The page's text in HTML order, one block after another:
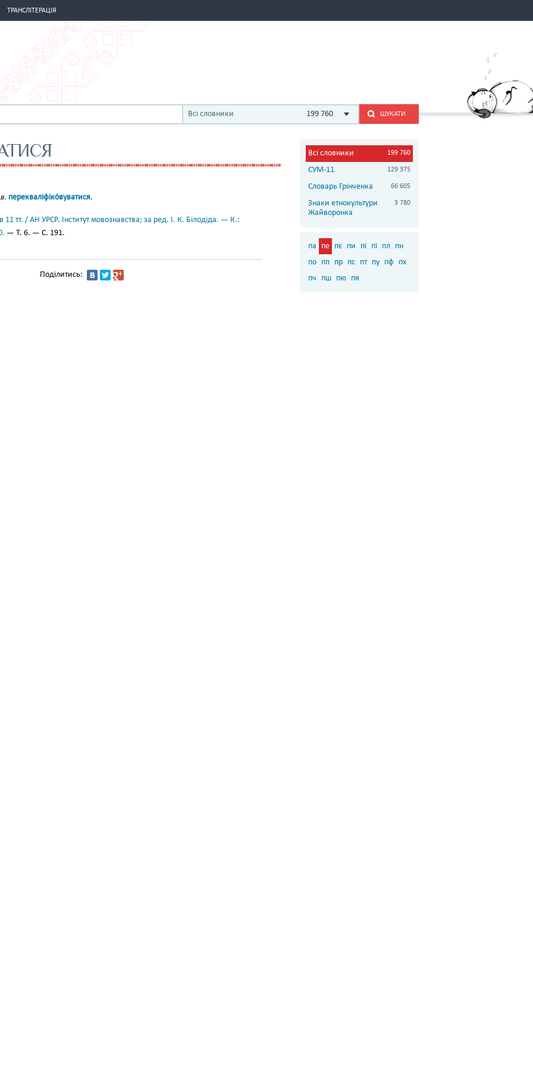
ТРАНСЛІТЕРАЦІЯ
Всі словники 199 760 ШУКАТИ
перекваліфіко́вуватися.
11 тт. / АН УРСР. Інститут мовознавства; за ред. І. К. Білодіда. — К.:
— Т. 6. — С. 191.
Поділитись:
Всі словники 199 760
СУМ-11 129 375
Словарь Грінченка 66 605
Знаки етнокультури
Жайворонка
3 780
па пе пє пи пі пї пл
пн
по пп пр пс пт пу пф пх
пч
пш пю пя